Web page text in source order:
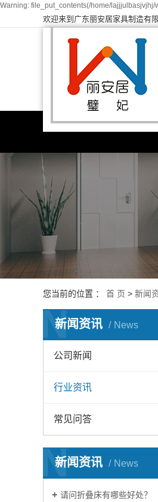
Warning: file_put_contents(/home/
欢迎来到广东丽安居家具制造有限
您当前的位置 ： 首 页 > 新闻
新闻资讯 News
N
公司新闻
行业资讯
常见问答
新闻资讯 News
N
请问折叠床有哪些好处？